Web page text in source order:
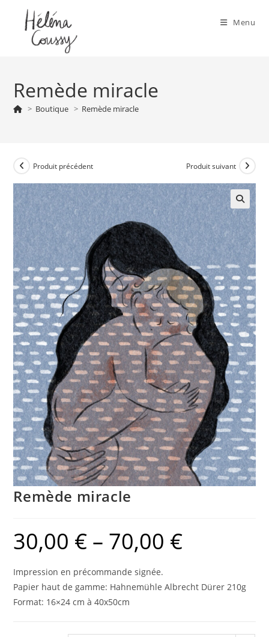
Menu
Remède miracle
> Boutique > Remède miracle
Produit précédent Produit suivant
🔍
Remède miracle
30,00 € – 70,00 €
Impression en précommande signée.
Papier haut de gamme: Hahnemühle Albrecht Dürer 210g
Format: 16×24 cm à 40x50cm